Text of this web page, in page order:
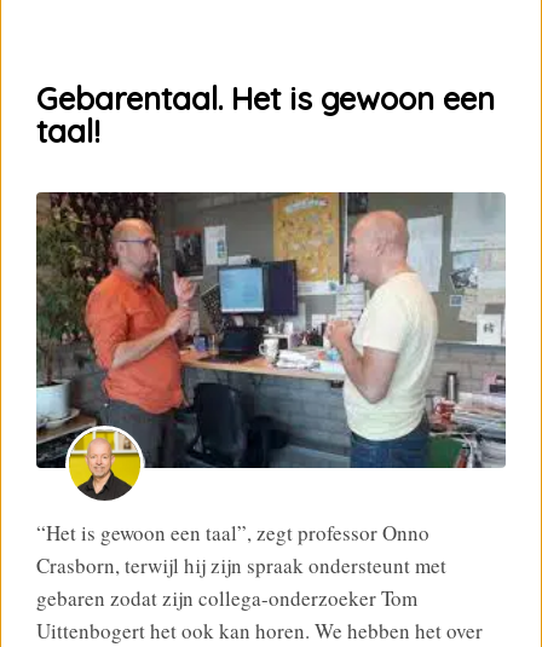
Gebarentaal. Het is gewoon een
taal!
“Het is gewoon een taal”, zegt professor Onno
Crasborn, terwijl hij zijn spraak ondersteunt met
gebaren zodat zijn collega-onderzoeker Tom
Uittenbogert het ook kan horen. We hebben het over